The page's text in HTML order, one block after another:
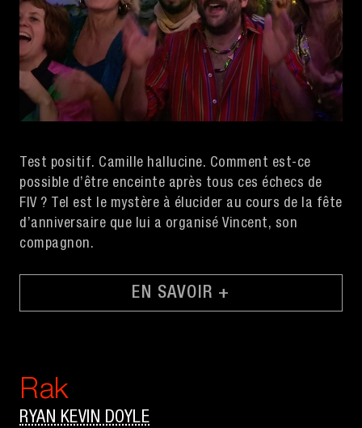
Test positif. Camille hallucine. Comment est-ce
possible d’être enceinte après tous ces échecs de
FIV ? Tel est le mystère à élucider au cours de la fête
d’anniversaire que lui a organisé Vincent, son
compagnon.
EN SAVOIR +
Rak
RYAN KEVIN DOYLE